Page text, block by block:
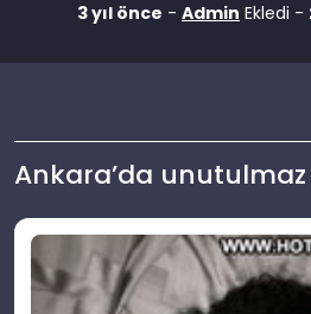
3 yıl önce - Admin Ekledi -
Ankara’da unutulmaz